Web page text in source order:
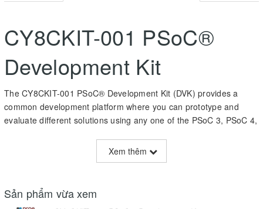
CY8CKIT-001 PSoC®
Development Kit
The CY8CKIT-001 PSoC® Development Kit (DVK) provides a
common development platform where you can prototype and
evaluate different solutions using any one of the PSoC 3, PSoC 4,
The PSoC DVK gives you a practical understanding of PSoC
developing PSoC solutions. This kit includes PSoC 3, PSoC 4 and
Xem thêm
Sản phẩm vừa xem